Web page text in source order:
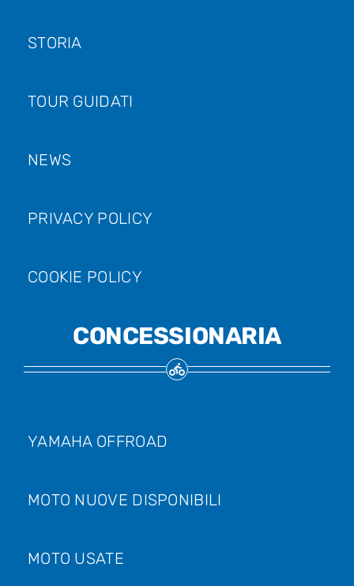
STORIA
TOUR GUIDATI
NEWS
PRIVACY POLICY
COOKIE POLICY
CONCESSIONARIA
YAMAHA OFFROAD
MOTO NUOVE DISPONIBILI
MOTO USATE